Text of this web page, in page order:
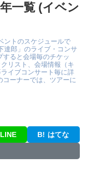
一覧 (イベン
トのスケジュールで
達郎」のライブ・コンサ
ると会場毎のチケッ
リスト、会場情報（キ
イブコンサート毎に詳
コーナーでは、ツアーに
LINE B! はてな